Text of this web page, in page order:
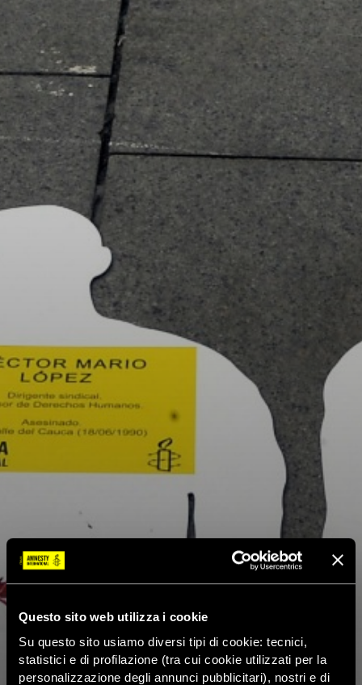
Questo sito web utilizza i cookie
Su questo sito usiamo diversi tipi di cookie: tecnici,
statistici e di profilazione (tra cui cookie utilizzati per la
personalizzazione degli annunci pubblicitari), nostri e di